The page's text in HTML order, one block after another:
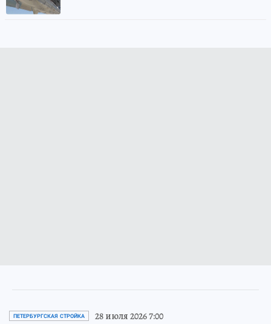
ПЕТЕРБУРГСКАЯ СТРОЙКА 28 июля 2026 7:00